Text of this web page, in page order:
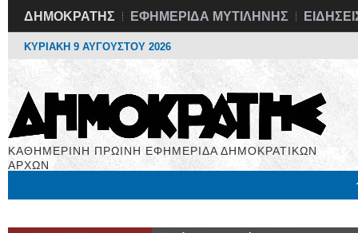
ΔΗΜΟΚΡΑΤΗΣ ΕΦΗΜΕΡΙΔΑ ΜΥΤΙΛΗΝΗΣ
ΚΥΡΙΑΚΗ 9 ΑΥΓΟΥΣΤΟΥ 2026
ΚΑΘΗΜΕΡΙΝΗ ΠΡΩΙΝΗ ΕΦΗΜΕΡΙΔΑ ΔΗΜΟΚΡΑΤΙΚΩΝ
ΑΡΧΩΝ